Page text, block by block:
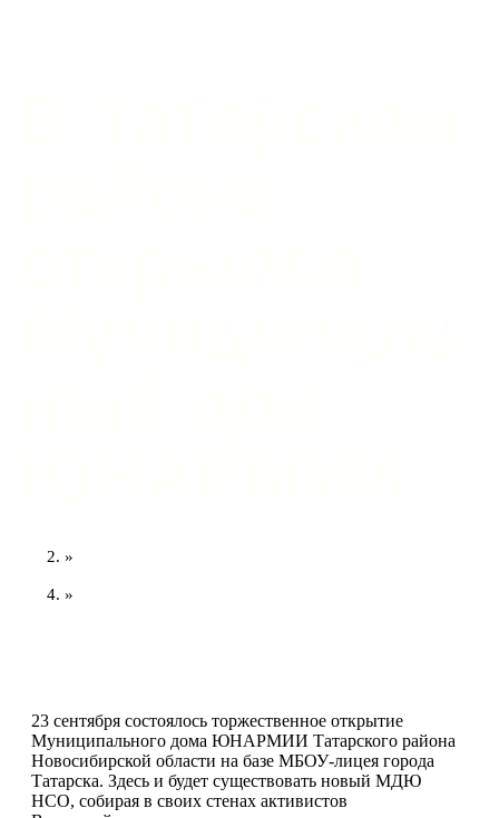
»
»
23 сентября состоялось торжественное открытие
Муниципального дома ЮНАРМИИ Татарского района
Новосибирской области на базе МБОУ-лицея города
Татарска. Здесь и будет существовать новый МДЮ
НСО, собирая в своих стенах активистов